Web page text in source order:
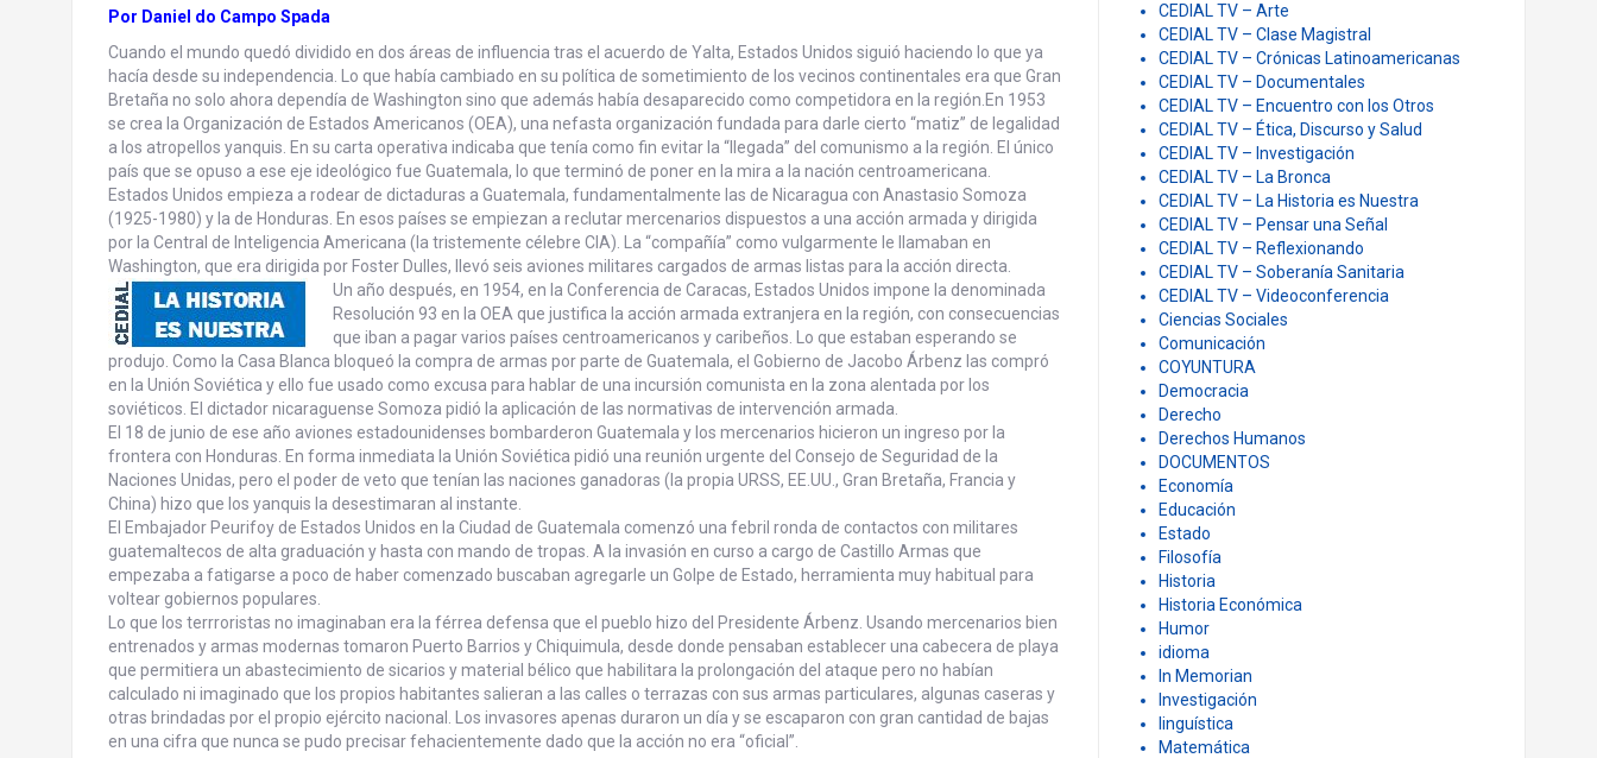
Por Daniel do Campo Spada
Cuando el mundo quedó dividido en dos áreas de influencia tras el acuerdo de Yalta, Estados Unidos siguió haciendo lo que ya
hacía desde su independencia. Lo que había cambiado en su política de sometimiento de los vecinos continentales era que Gran
Bretaña no solo ahora dependía de Washington sino que además había desaparecido como competidora en la región. En 1953
se crea la Organización de Estados Americanos (OEA), una nefasta organización fundada para darle cierto “matiz” de legalidad
a los atropellos yanquis. En su carta operativa indicaba que tenía como fin evitar la “llegada” del comunismo a la región. El único
país que se opuso a ese eje ideológico fue Guatemala, lo que terminó de poner en la mira a la nación centroamericana.
Estados Unidos empieza a rodear de dictaduras a Guatemala, fundamentalmente las de Nicaragua con Anastasio Somoza
(1925-1980) y la de Honduras. En esos países se empiezan a reclutar mercenarios dispuestos a una acción armada y dirigida
por la Central de Inteligencia Americana (la tristemente célebre CIA). La “compañía” como vulgarmente le llamaban en
Washington, que era dirigida por Foster Dulles, llevó seis aviones militares cargados de armas listas para la acción directa.
Un año después, en 1954, en la Conferencia de Caracas, Estados Unidos impone la denominada
Resolución 93 en la OEA que justifica la acción armada extranjera en la región, con consecuencias
que iban a pagar varios países centroamericanos y caribeños. Lo que estaban esperando se
produjo. Como la Casa Blanca bloqueó la compra de armas por parte de Guatemala, el Gobierno de Jacobo Árbenz las compró
en la Unión Soviética y ello fue usado como excusa para hablar de una incursión comunista en la zona alentada por los
soviéticos. El dictador nicaraguense Somoza pidió la aplicación de las normativas de intervención armada.
El 18 de junio de ese año aviones estadounidenses bombarderon Guatemala y los mercenarios hicieron un ingreso por la
frontera con Honduras. En forma inmediata la Unión Soviética pidió una reunión urgente del Consejo de Seguridad de la
Naciones Unidas, pero el poder de veto que tenían las naciones ganadoras (la propia URSS, EE.UU., Gran Bretaña, Francia y
China) hizo que los yanquis la desestimaran al instante.
El Embajador Peurifoy de Estados Unidos en la Ciudad de Guatemala comenzó una febril ronda de contactos con militares
guatemaltecos de alta graduación y hasta con mando de tropas. A la invasión en curso a cargo de Castillo Armas que
empezaba a fatigarse a poco de haber comenzado buscaban agregarle un Golpe de Estado, herramienta muy habitual para
voltear gobiernos populares.
Lo que los terrroristas no imaginaban era la férrea defensa que el pueblo hizo del Presidente Árbenz. Usando mercenarios bien
entrenados y armas modernas tomaron Puerto Barrios y Chiquimula, desde donde pensaban establecer una cabecera de playa
que permitiera un abastecimiento de sicarios y material bélico que habilitara la prolongación del ataque pero no habían
calculado ni imaginado que los propios habitantes salieran a las calles o terrazas con sus armas particulares, algunas caseras y
otras brindadas por el propio ejército nacional. Los invasores apenas duraron un día y se escaparon con gran cantidad de bajas
en una cifra que nunca se pudo precisar fehacientemente dado que la acción no era “oficial”.
CEDIAL TV – Arte
CEDIAL TV – Clase Magistral
CEDIAL TV – Crónicas Latinoamericanas
CEDIAL TV – Documentales
CEDIAL TV – Encuentro con los Otros
CEDIAL TV – Ética, Discurso y Salud
CEDIAL TV – Investigación
CEDIAL TV – La Bronca
CEDIAL TV – La Historia es Nuestra
CEDIAL TV – Pensar una Señal
CEDIAL TV – Reflexionando
CEDIAL TV – Soberanía Sanitaria
CEDIAL TV – Videoconferencia
Ciencias Sociales
Comunicación
COYUNTURA
Democracia
Derecho
Derechos Humanos
DOCUMENTOS
Economía
Educación
Estado
Filosofía
Historia
Historia Económica
Humor
idioma
In Memorian
Investigación
linguística
Matemática